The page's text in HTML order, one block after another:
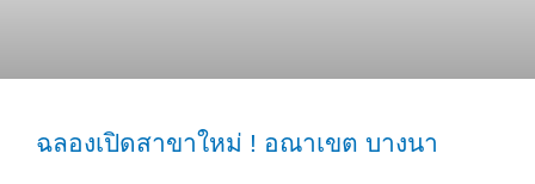
ฉลองเปิดสาขาใหม่ ! อณาเขต บางนา